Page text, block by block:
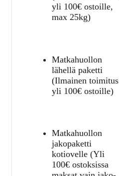
yli 100€ ostoille,
max 25kg)
Matkahuollon
lähellä paketti
(Ilmainen toimitus
yli 100€ ostoille)
Matkahuollon
jakopaketti
kotiovelle (Yli
100€ ostoksissa